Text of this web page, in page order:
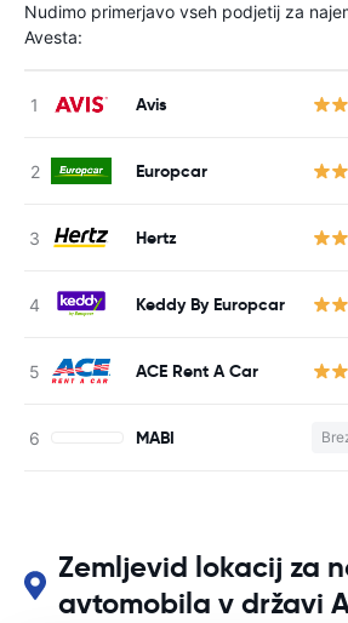
Nudimo primerjavo vseh podjetij za
Avesta:
Avis
Europcar
Hertz
Keddy By Europcar
ACE Rent A Car
MABI
Zemljevid lokacij za
avtomobila v državi